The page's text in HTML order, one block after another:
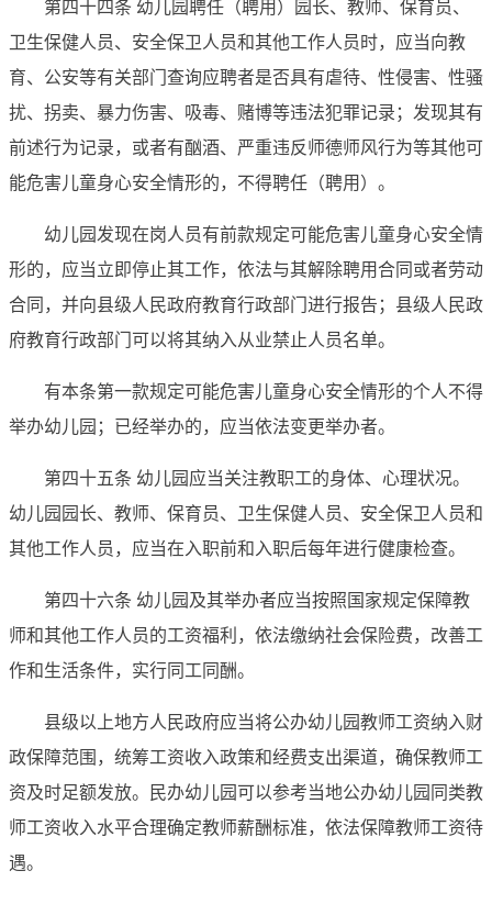
第四十四条 幼儿园聘任（聘用）园长、教师、保育员、
卫生保健人员、安全保卫人员和其他工作人员时，应当向教
育、公安等有关部门查询应聘者是否具有虐待、性侵害、性骚
扰、拐卖、暴力伤害、吸毒、赌博等违法犯罪记录；发现其有
前述行为记录，或者有酗酒、严重违反师德师风行为等其他可
能危害儿童身心安全情形的，不得聘任（聘用）。
幼儿园发现在岗人员有前款规定可能危害儿童身心安全情
形的，应当立即停止其工作，依法与其解除聘用合同或者劳动
合同，并向县级人民政府教育行政部门进行报告；县级人民政
府教育行政部门可以将其纳入从业禁止人员名单。
有本条第一款规定可能危害儿童身心安全情形的个人不得
举办幼儿园；已经举办的，应当依法变更举办者。
第四十五条 幼儿园应当关注教职工的身体、心理状况。
幼儿园园长、教师、保育员、卫生保健人员、安全保卫人员和
其他工作人员，应当在入职前和入职后每年进行健康检查。
第四十六条 幼儿园及其举办者应当按照国家规定保障教
师和其他工作人员的工资福利，依法缴纳社会保险费，改善工
作和生活条件，实行同工同酬。
县级以上地方人民政府应当将公办幼儿园教师工资纳入财
政保障范围，统筹工资收入政策和经费支出渠道，确保教师工
资及时足额发放。民办幼儿园可以参考当地公办幼儿园同类教
师工资收入水平合理确定教师薪酬标准，依法保障教师工资待
遇。